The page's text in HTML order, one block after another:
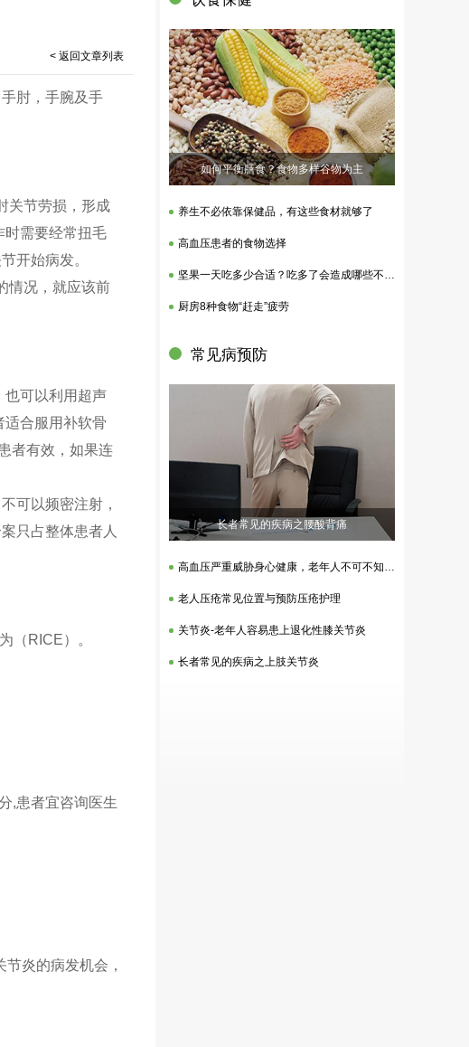
< 返回文章列表
肘，手腕及手
关节劳损，形成
时需要经常扭毛
开始病发。
情况，就应该前
也可以利用超声
合服用补软骨
者有效，如果连
可以频密注射，
只占整体患者人
（RICE）。
,患者宜咨询医生
炎的病发机会，
如何平衡膳食？食物多样谷物为主
养生不必依靠保健品，有这些食材就够了
高血压患者的食物选择
坚果一天吃多少合适？吃多了会造成哪些不良影响？
厨房8种食物“赶走”疲劳
常见病预防
长者常见的疾病之腰酸背痛
高血压严重威胁身心健康，老年人不可不知的核心策略
老人压疮常见位置与预防压疮护理
关节炎-老年人容易患上退化性膝关节炎
长者常见的疾病之上肢关节炎